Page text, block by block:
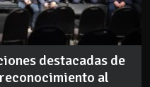
destacadas de
al